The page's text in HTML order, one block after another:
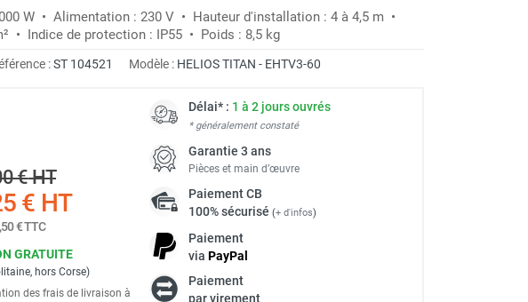
W • Alimentation : 230 V • Hauteur d'installation : 4 à 4,5 m •
• Indice de protection : IP55 • Poids : 8,5 kg
:ST 104521 Modèle : HELIOS TITAN - EHTV3-60
€HT
€ HT
€TTC
GRATUITE
hors Corse)
des frais de livraison à
Délai* : 1 à 2 jours ouvrés
* généralement constaté
Garantie 3 ans
Pièces et main d’œuvre
PaiementCB
100% sécurisé (+ d'infos)
Paiement
via PayPal
Paiement
par virement